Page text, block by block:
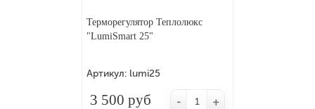
Терморегулятор Теплолюкс
"LumiSmart 25"
Артикул: lumi25
3 500 руб - +